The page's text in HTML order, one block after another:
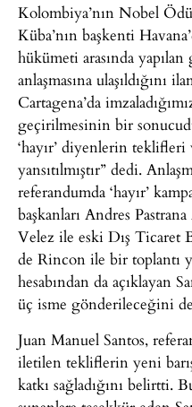
Kolombiya’nın Nobel
Küba’nın başkenti
hükümeti arasında
anlaşmasına ulaşıldığını
Cartagena’da
geçirilmesinin bir
‘hayır’ diyenlerin teklifleri
yansıtılmıştır” dedi.
referandumda ‘hayır’
başkanları Andres
Velez ile eski Dış Ticaret
de Rincon ile bir toplantı
hesabından da açıklayan
üç isme gönderileceğini
Juan Manuel Santos,
iletilen tekliflerin yeni barış
katkı sağladığını